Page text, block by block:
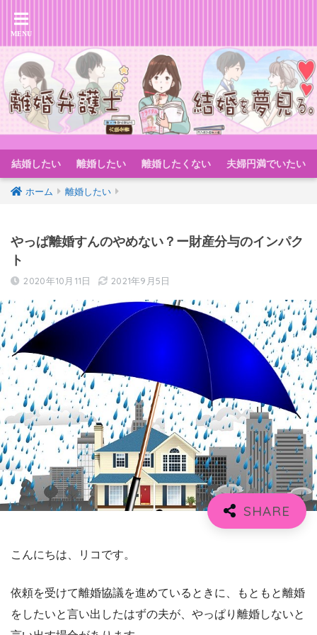
結婚したい 離婚したい 離婚したくない 夫婦円満でいたい
ホーム 離婚したい
やっぱ離婚すんのやめない？ー財産分与のインパク
ト
2020年10月11日 2021年9月5日
こんにちは、リコです。
依頼を受けて離婚協議を進めているときに、もともと離婚
をしたいと言い出したはずの夫が、やっぱり離婚しないと